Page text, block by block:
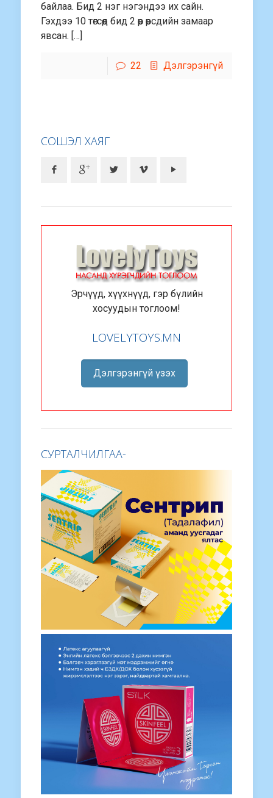
байлаа. Бид 2 нэг нэгэндээ их сайн.
Гэхдээ 10 төгсөөд бид 2 өөр өөрсдийн замаар
явсан. […]
22 Дэлгэрэнгүй
СОШЭЛ ХАЯГ
Эрчүүд, хүүхнүүд, гэр бүлийн
хосуудын тоглоом!
LOVELYTOYS.MN
Дэлгэрэнгүй үзэх
СУРТАЛЧИЛГАА-